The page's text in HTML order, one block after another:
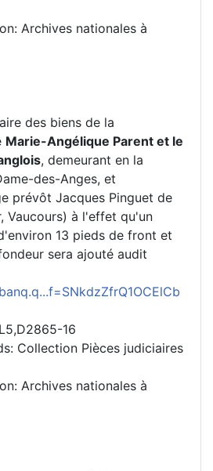
Archives nationales à
des biens de la
Marie-Angélique Parent et le
, demeurant en la
des-Anges, et
prévôt Jacques Pinguet de
Vaucours) à l'effet qu'un
13 pieds de front et
sera ajouté audit
16
Collection Pièces judiciaires
Archives nationales à